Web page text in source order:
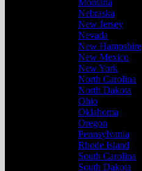
Montana
Nebraska
New Jersey
Nevada
New Hampshire
New Mexico
New York
North Carolina
North Dakota
Ohio
Oklahoma
Oregon
Pennsylvania
Rhode Island
South Carolina
South Dakota